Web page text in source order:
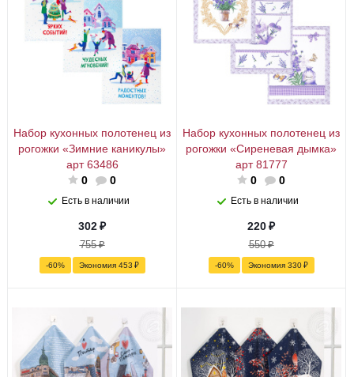
Набор кухонных полотенец из
рогожки «Зимние каникулы»
арт 63486
0
0
Есть в наличии
302₽
755₽
-60% Экономия 453 ₽
Набор кухонных полотенец из
рогожки «Сиреневая дымка»
арт 81777
0
0
Есть в наличии
220₽
550₽
-60% Экономия 330₽